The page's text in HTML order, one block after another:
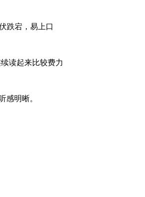
跌宕，易上口
读起来比较费力
感明晰。